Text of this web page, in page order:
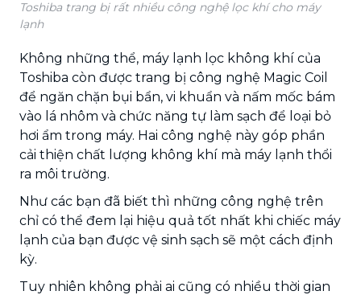
Toshiba trang bị rất nhiều công nghệ lọc khí cho máy
lạnh
Không những thể, máy lạnh lọc không khí của
Toshiba còn được trang bị công nghệ Magic Coil
để ngăn chặn bụi bẩn, vi khuẩn và nấm mốc bám
vào lá nhôm và chức năng tự làm sạch để loại bỏ
hơi ẩm trong máy. Hai công nghệ này góp phần
cải thiện chất lượng không khí mà máy lạnh thổi
ra môi trường.
Như các bạn đã biết thì những công nghệ trên
chỉ có thể đem lại hiệu quả tốt nhất khi chiếc máy
lạnh của bạn được vệ sinh sạch sẽ một cách định
kỳ.
Tuy nhiên không phải ai cũng có nhiều thời gian